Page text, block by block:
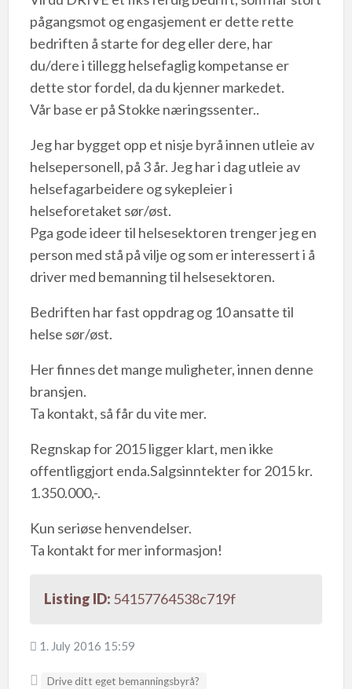
pågangsmot og engasjement er dette rette
bedriften å starte for deg eller dere, har
du/dere i tillegg helsefaglig kompetanse er
dette stor fordel, da du kjenner markedet.
Vår base er på Stokke næringssenter..
Jeg har bygget opp et nisje byrå innen utleie av
helsepersonell, på 3 år. Jeg har i dag utleie av
helsefagarbeidere og sykepleier i
helseforetaket sør/øst.
Pga gode ideer til helsesektoren trenger jeg en
person med stå på vilje og som er interessert i å
driver med bemanning til helsesektoren.
Bedriften har fast oppdrag og 10 ansatte til
helse sør/øst.
Her finnes det mange muligheter, innen denne
bransjen.
Ta kontakt, så får du vite mer.
Regnskap for 2015 ligger klart, men ikke
offentliggjort enda.Salgsinntekter for 2015 kr.
1.350.000,-.
Kun seriøse henvendelser.
Ta kontakt for mer informasjon!
Listing ID: 54157764538c719f
1. July 2016 15:59
Drive ditt eget bemanningsbyrå?